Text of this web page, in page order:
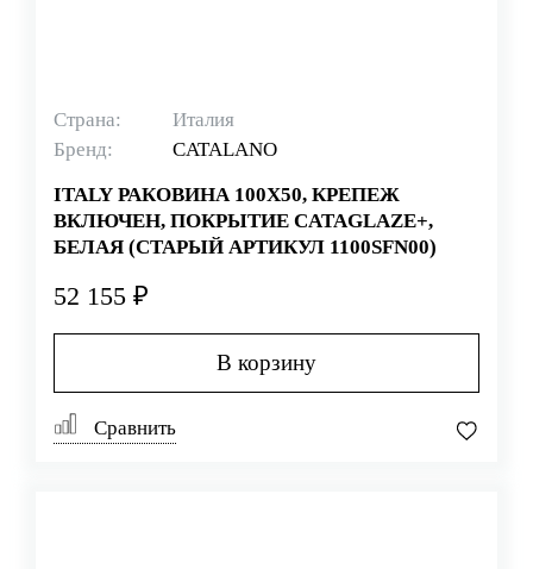
Страна:
Италия
Бренд:
CATALANO
ITALY РАКОВИНА 100Х50, КРЕПЕЖ
ВКЛЮЧЕН, ПОКРЫТИЕ CATAGLAZE+,
БЕЛАЯ (СТАРЫЙ АРТИКУЛ 1100SFN00)
52 155 ₽
В корзину
Сравнить